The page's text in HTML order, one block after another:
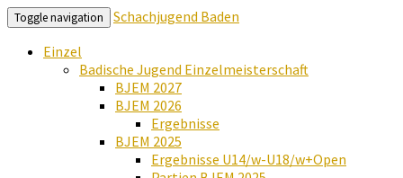
Toggle navigation
Schachjugend Baden
Einzel
Badische Jugend Einzelmeisterschaft
BJEM 2027
BJEM 2026
Ergebnisse
BJEM 2025
Ergebnisse U14/w-U18/w+Open